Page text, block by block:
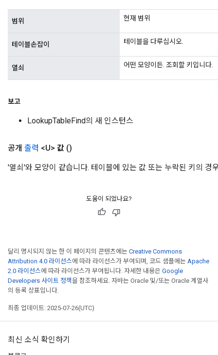
범위 현재 범위
테이블손잡이 테이블을 다루십시오.
열쇠 어떤 모양이든. 조회할 키입니다.
보고
LookupTableFind의 새 인스턴스
공개 출력 <U> 값 ()
'열쇠'와 모양이 같습니다. 테이블에 있는 값 또는 누락된 키의 경
도움이 되었나요?
달리 명시되지 않는 한 이 페이지의 콘텐츠에는 Creative Commons
Attribution 4.0 라이선스에 따라 라이선스가 부여되며, 코드 샘플에는 Apache
2.0 라이선스에 따라 라이선스가 부여됩니다. 자세한 내용은 Google
Developers 사이트 정책을 참조하세요. 자바는 Oracle 및/또는 Oracle 계열사
의 등록 상표입니다.
최종 업데이트: 2025-07-26(UTC)
최신 소식 확인하기